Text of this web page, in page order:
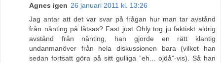
Agnes igen 26 januari 2011 kl. 13:26
Jag antar att det var svar på frågan hur man tar avstånd
från nånting på låtsas? Fast just Ohly tog ju faktiskt aldrig
avstånd från nånting, han gjorde en rätt klantig
undanmanöver från hela diskussionen bara (vilket han
sedan fortsatt göra på sitt gulliga ”eh... ojdå”-vis). Så han